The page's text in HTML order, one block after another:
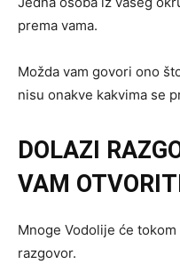
prema vama.
Možda vam govori ono
nisu onakve kakvima se
DOLAZI
VAM
Mnoge Vodolije će
razgovor.